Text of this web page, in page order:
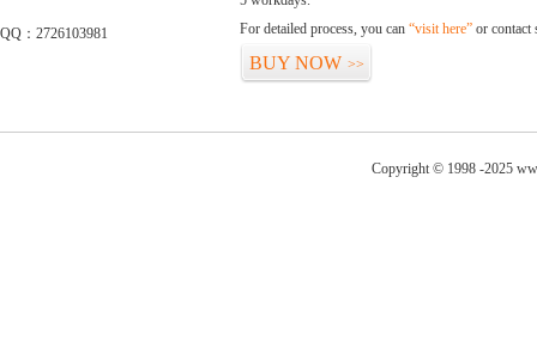
QQ：2726103981
For detailed process, you can “visit here” or contact
BUY NOW >>
Copyright © 1998 -2025